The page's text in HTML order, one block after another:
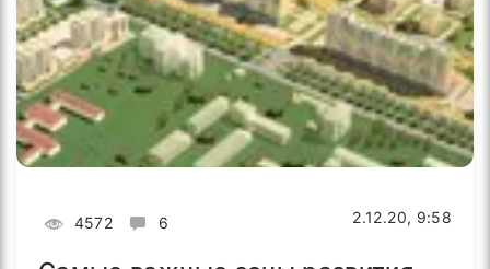
4572 6 2.12.20, 9:58